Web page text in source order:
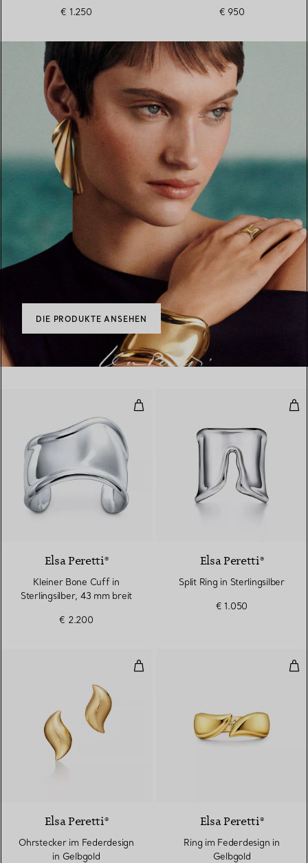
€ 1.250 € 950
DIE PRODUKTE ANSEHEN
Kleiner Bone Cuff in
Elsa Peretti®
Kleiner Bone Cuff in
Sterlingsilber, 43 mm breit
€ 2.200
Elsa Peretti®
Split Ring in Sterlingsilber
€ 1.050
Ohrstecker im Federdesign in
Elsa Peretti®
Ohrstecker im Federdesign
in Gelbgold
Elsa Peretti®
Ring im Federdesign in
Gelbgold